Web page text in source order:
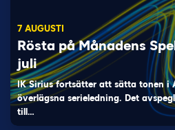
7 AUGUSTI
Rösta på Månadens
juli
IK Sirius fortsätter att sätta tonen i
överlägsna serieledning. Det
till…